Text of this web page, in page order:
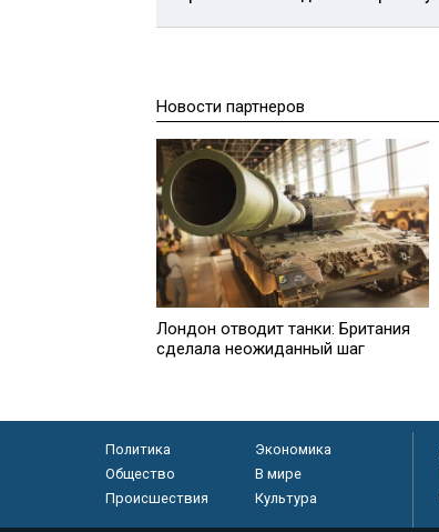
Новости партнеров
Лондон отводит танки: Британия
сделала неожиданный шаг
Политика
Экономика
Общество
В мире
Происшествия
Культура